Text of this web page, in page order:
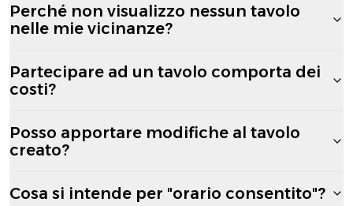
Perché non visualizzo nessun tavolo
nelle mie vicinanze?
Partecipare ad un tavolo comporta dei
costi?
Posso apportare modifiche al tavolo
creato?
Cosa si intende per "orario consentito"?